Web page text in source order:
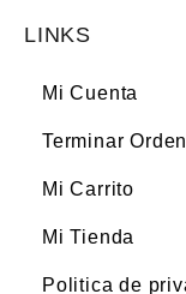
LINKS
Mi Cuenta
Terminar Orden
Mi Carrito
Mi Tienda
Politica de